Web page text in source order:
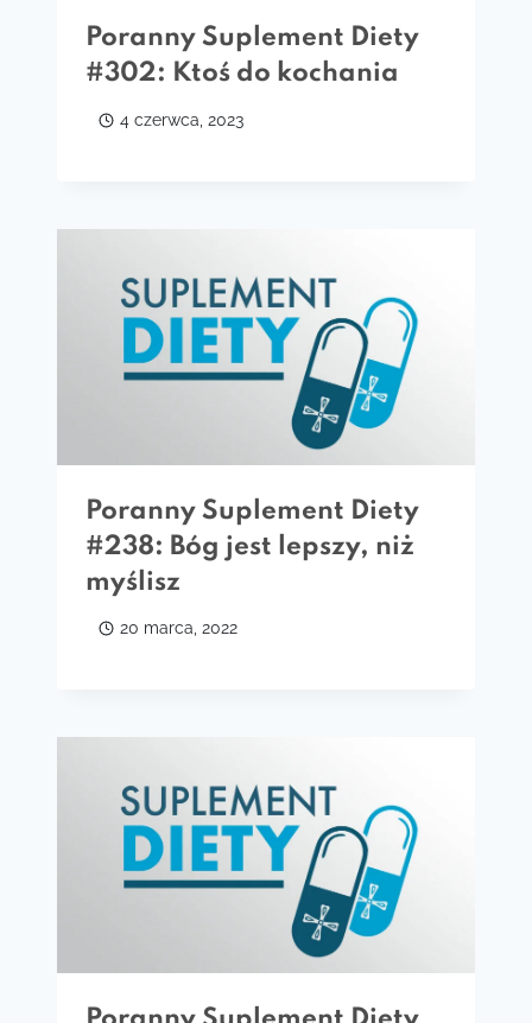
Poranny Suplement Diety
#302: Ktoś do kochania
4 czerwca, 2023
Poranny Suplement Diety
#238: Bóg jest lepszy, niż
myślisz
20 marca, 2022